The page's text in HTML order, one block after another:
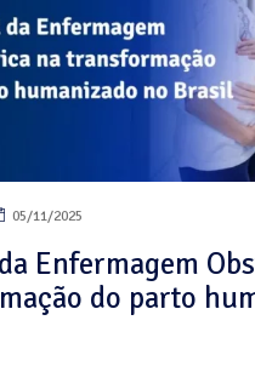
05/11/2025
Enfermagem
do parto